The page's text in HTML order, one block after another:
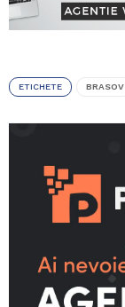
ETICHETE BRASOV